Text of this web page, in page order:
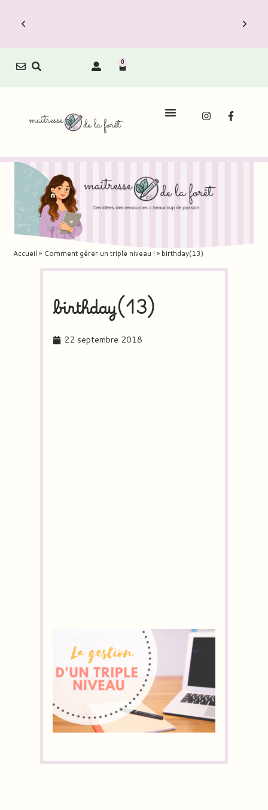
Le Carnet de Direction est dispo !
0
Accueil » Comment gérer un triple niveau ! » birthday(13)
birthday(13)
22 septembre 2018